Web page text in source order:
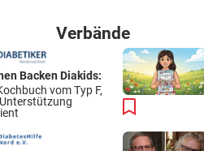
Viel ErfolgVerbände
Backen Diakids:
vom Typ F,